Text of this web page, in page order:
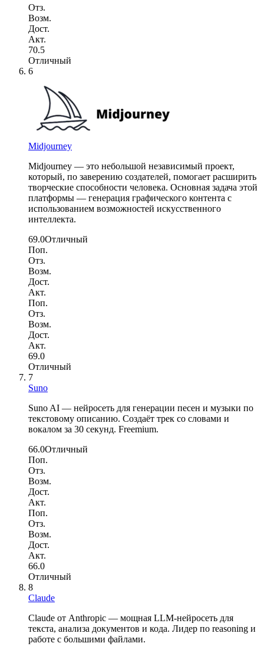
Отз.
Возм.
Дост.
Акт.
70.5
Отличный
6
Midjourney
Midjourney — это небольшой независимый проект,
который, по заверению создателей, помогает расширить
творческие способности человека. Основная задача этой
платформы — генерация графического контента с
использованием возможностей искусственного
интеллекта.
69.0Отличный
Поп.
Отз.
Возм.
Дост.
Акт.
Поп.
Отз.
Возм.
Дост.
Акт.
69.0
Отличный
7
Suno
Suno AI — нейросеть для генерации песен и музыки по
текстовому описанию. Создаёт трек со словами и
вокалом за 30 секунд. Freemium.
66.0Отличный
Поп.
Отз.
Возм.
Дост.
Акт.
Поп.
Отз.
Возм.
Дост.
Акт.
66.0
Отличный
8
Claude
Claude от Anthropic — мощная LLM-нейросеть для
текста, анализа документов и кода. Лидер по reasoning и
работе с большими файлами.